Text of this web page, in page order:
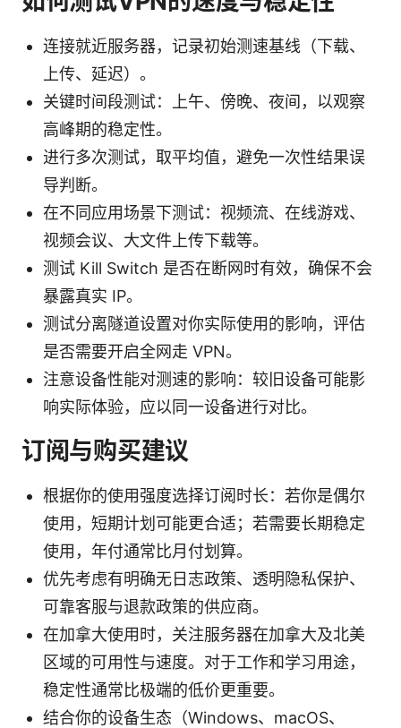
连接就近服务器，记录初始测速基线（下载、
上传、延迟）。
关键时间段测试：上午、傍晚、夜间，以观察
高峰期的稳定性。
进行多次测试，取平均值，避免一次性结果误
导判断。
在不同应用场景下测试：视频流、在线游戏、
视频会议、大文件上传下载等。
测试 Kill Switch 是否在断网时有效，确保不会
暴露真实 IP。
测试分离隧道设置对你实际使用的影响，评估
是否需要开启全网走 VPN。
注意设备性能对测速的影响：较旧设备可能影
响实际体验，应以同一设备进行对比。
订阅与购买建议
根据你的使用强度选择订阅时长：若你是偶尔
使用，短期计划可能更合适；若需要长期稳定
使用，年付通常比月付划算。
优先考虑有明确无日志政策、透明隐私保护、
可靠客服与退款政策的供应商。
在加拿大使用时，关注服务器在加拿大及北美
区域的可用性与速度。对于工作和学习用途，
稳定性通常比极端的低价更重要。
结合你的设备生态（Windows、macOS、